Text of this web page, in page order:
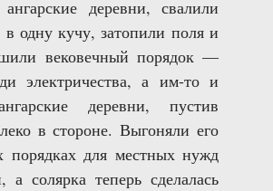
деревни, свалили
в одну кучу, затопили поля и
вековечный порядок —
электричества, а им-то и
деревни, пустив
в стороне. Выгоняли его
порядках для местных нужд
а солярка теперь сделалась